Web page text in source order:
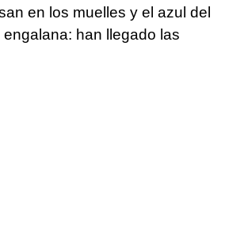
en los muelles y el azul del
han llegado las